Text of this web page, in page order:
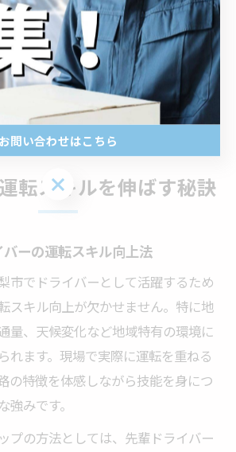
ょう。こうした取り組みが、仕事の
そして将来的なキャリアアップや給
ます。未経験からでも着実に成長で
着実にステップアップを目指しまし
転スキルを伸ばす秘訣
ーの運転スキル向上法
市でドライバーとして活躍するため
スキル向上が欠かせません。特に地
量、天候変化など地域特有の環境に
れます。現場で実際に運転を重ねる
の特徴を体感しながら技能を身につ
強みです。
プの方法としては、先輩ドライバー
お問い合わせはこちら
お問い合わせはこちら